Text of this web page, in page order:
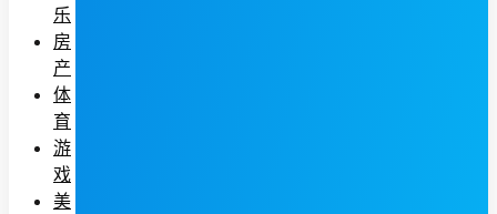
乐
房
产
体
育
游
戏
美